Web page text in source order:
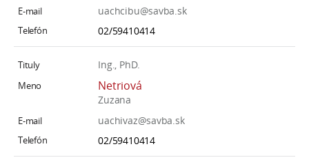
uachcibu@savba.sk
02/59410414
Ing., PhD.
Netriová
Zuzana
uachivaz@savba.sk
02/59410414